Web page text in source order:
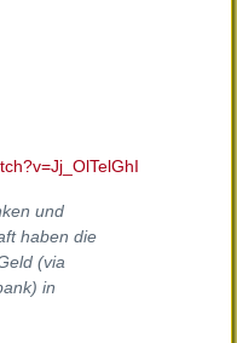
und
haben die
(via
in